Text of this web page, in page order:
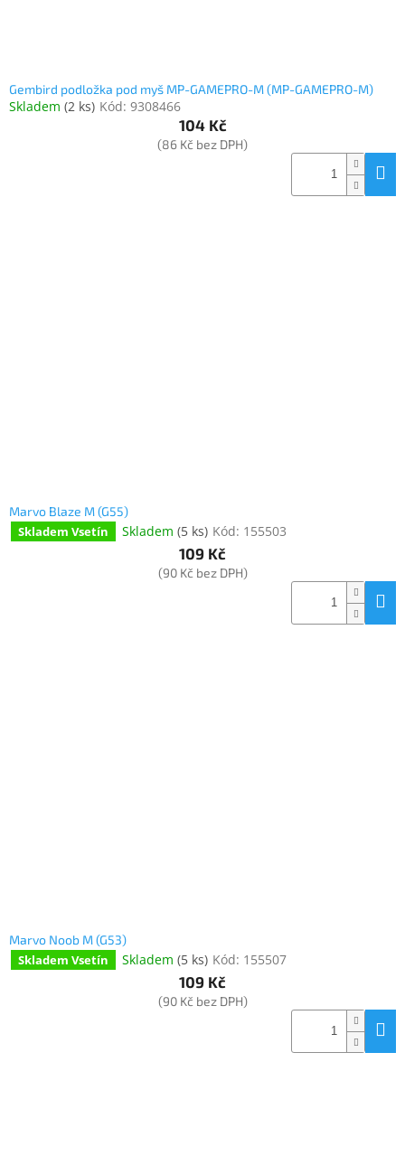
Gembird podložka pod myš MP-GAMEPRO-M (MP-GAMEPRO-M)
Skladem (2 ks) Kód: 9308466
104 Kč
(86 Kč bez DPH)
Marvo Blaze M (G55)
Skladem Vsetín Skladem (5 ks) Kód: 155503
109 Kč
(90 Kč bez DPH)
Marvo Noob M (G53)
Skladem Vsetín Skladem (5 ks) Kód: 155507
109 Kč
(90 Kč bez DPH)